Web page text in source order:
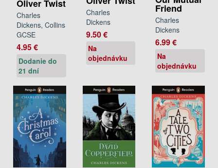
Oliver Twist
Charles
Dickens, Collins
GCSE
4.95 €
Dodanie do
21 dní
Charles
Dickens
9.50 €
Na
objednávku
Friend
Charles
Dickens
6.99 €
Na
objednávku